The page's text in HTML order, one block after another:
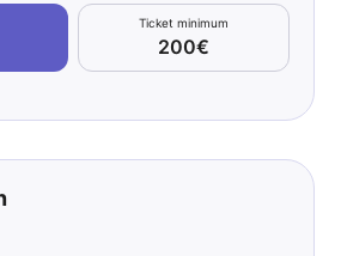
Ticket minimum
200€